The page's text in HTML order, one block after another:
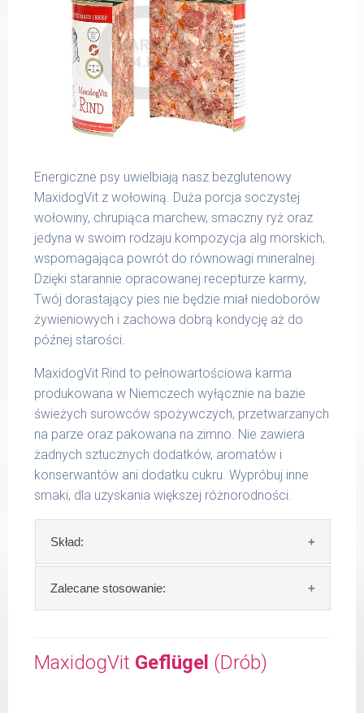
Energiczne psy uwielbiają nasz bezglutenowy
MaxidogVit z wołowiną. Duża porcja soczystej
wołowiny, chrupiąca marchew, smaczny ryż oraz
jedyna w swoim rodzaju kompozycja alg morskich,
wspomagająca powrót do równowagi mineralnej.
Dzięki starannie opracowanej recepturze karmy,
Twój dorastający pies nie będzie miał niedoborów
żywieniowych i zachowa dobrą kondycję aż do
późnej starości.
MaxidogVit Rind to pełnowartościowa karma
produkowana w Niemczech wyłącznie na bazie
świeżych surowców spożywczych, przetwarzanych
na parze oraz pakowana na zimno. Nie zawiera
żadnych sztucznych dodatków, aromatów i
konserwantów ani dodatku cukru. Wypróbuj inne
smaki, dla uzyskania większej różnorodności.
Skład:
Skład:mięso i produkty pochodzenia
zwierzęcego: 69% wołowina, 4% ryż, 4%
Szczegółowa analiza składu:
Zalecane stosowanie:
świeży posiłek, oferujemy różne objętości
puszek. Zalecamy przechowywanie
MaxidogVit Geflügel (Drób)